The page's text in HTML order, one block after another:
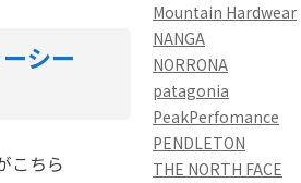
シー
こちら
Mountain Hardwear
NANGA
NORRONA
patagonia
PeakPerfomance
PENDLETON
THE NORTH FACE